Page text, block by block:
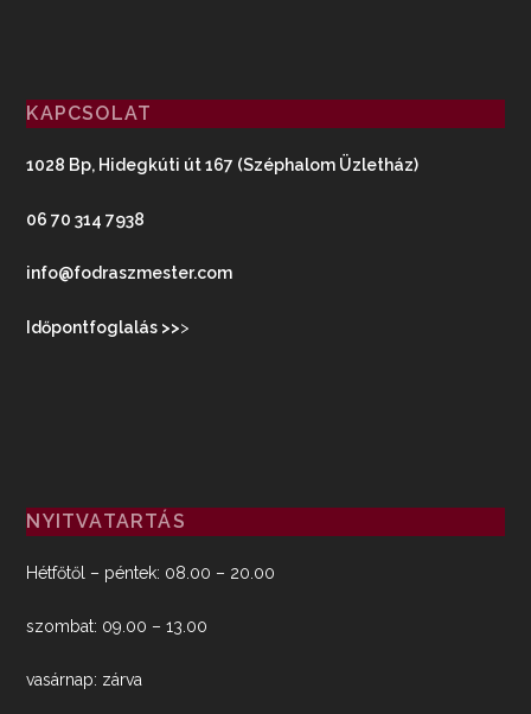
KAPCSOLAT
1028 Bp, Hidegkúti út 167 (Széphalom Üzletház)
06 70 314 7938
info@fodraszmester.com
Időpontfoglalás >>>
NYITVATARTÁS
Hétfőtől – péntek: 08.00 – 20.00
szombat: 09.00 – 13.00
vasárnap: zárva